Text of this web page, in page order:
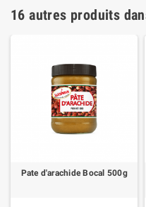
16 autres produits
Pate d'arachide Bocal 500g